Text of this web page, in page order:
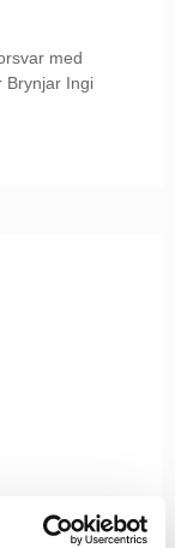
med
Brynjar Ingi